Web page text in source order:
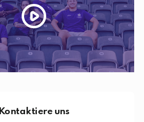
Kontaktiere uns